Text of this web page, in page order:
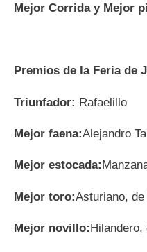
Mejor Corrida y Mejor
Premios de la Feria de
Triunfador: Rafaelillo
Mejor faena:Alejandro
Mejor estocada:
Mejor toro:Asturiano,
Mejor novillo: